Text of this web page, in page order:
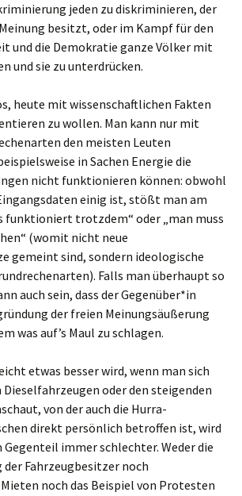
jeden zu diskriminieren, der
besitzt, oder im Kampf für den
und die Demokratie ganze Völker mit
und sie zu unterdrücken.
heute mit wissenschaftlichen Fakten
zu wollen. Man kann nur mit
den meisten Leuten
in Sachen Energie die
nicht funktionieren können: obwohl
einig ist, stößt man am
funktioniert trotzdem“ oder „man muss
(womit nicht neue
gemeint sind, sondern ideologische
Falls man überhaupt so
auch sein, dass der Gegenüber*in
der freien Meinungsäußerung
was auf’s Maul zu schlagen.
etwas besser wird, wenn man sich
Dieselfahrzeugen oder den steigenden
von der auch die Hurra-
direkt persönlich betroffen ist, wird
Gegenteil immer schlechter. Weder die
Fahrzeugbesitzer noch
noch das Beispiel von Protesten